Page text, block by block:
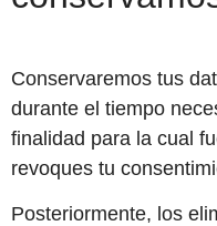
Conservaremos tus
durante el tiempo
finalidad para la cual
revoques tu
Posteriormente, los